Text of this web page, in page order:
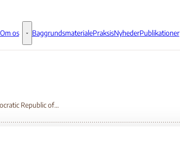
Om os Om os - Flere links
BaggrundsmaterialePraksisNyhederPublikationer
Democratic Republic of Congo